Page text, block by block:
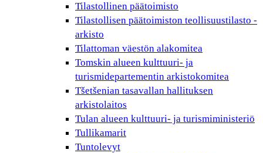
Tilastollinen päätoimisto
Tilastollisen päätoimiston teollisuustilasto -
arkisto
Tilattoman väestön alakomitea
Tomskin alueen kulttuuri- ja
turismidepartementin arkistokomitea
Tšetšenian tasavallan hallituksen
arkistolaitos
Tulan alueen kulttuuri- ja turismiministeriö
Tullikamarit
Tuntolevyt